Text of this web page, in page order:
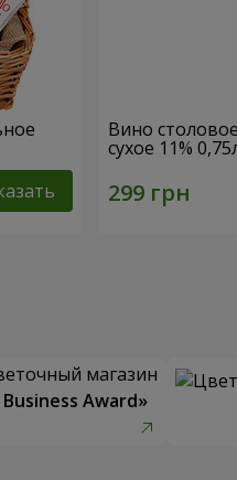
Вино
сухое 11%
магазин
Award»